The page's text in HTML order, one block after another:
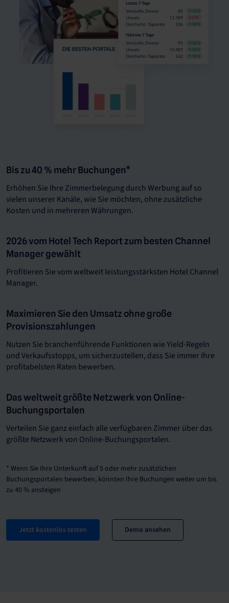
Bis zu 40 % mehr Buchungen*
Erhöhen Sie Ihre Zimmerbelegung durch Werbung auf so
vielen unserer Kanäle, wie Sie möchten, ohne zusätzliche
Kosten und in mehreren Währungen.
2026 vom Hotel Tech Report zum besten Channel
Manager gewählt
Profitieren Sie vom weltweit leistungsstärksten Hotel Channel
Manager.
Maximieren Sie den Umsatz ohne große
Provisionszahlungen
Nutzen Sie branchenführende Funktionen wie Yield-Regeln
und Verkaufsstopps, um sicherzustellen, dass Sie immer Ihre
profitabelsten Raten bewerben.
Das weltweit größte Netzwerk von Online-
Buchungsportalen
Verteilen Sie ganz einfach alle verfügbaren Zimmer über das
größte Netzwerk von Online-Buchungsportalen.
* Wenn Sie Ihre Unterkunft auf 5 oder mehr zusätzlichen
Buchungsportalen bewerben, könnten Ihre Buchungen weiter um bis
zu 40 % ansteigen
Jetzt kostenlos testen Demo ansehen